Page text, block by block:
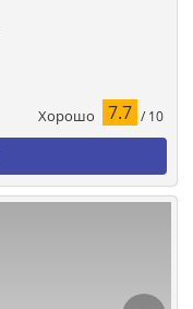
Хорошо 7.7 / 10